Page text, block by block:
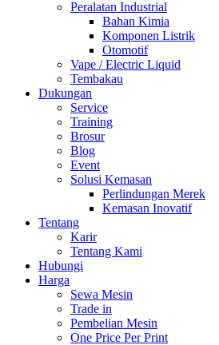
Peralatan Industrial
Bahan Kimia
Komponen Listrik
Otomotif
Vape / Electric Liquid
Tembakau
Dukungan
Service
Training
Brosur
Blog
Event
Solusi Kemasan
Perlindungan Merek
Kemasan Inovatif
Tentang
Karir
Tentang Kami
Hubungi
Harga
Sewa Mesin
Trade in
Pembelian Mesin
One Price Per Print